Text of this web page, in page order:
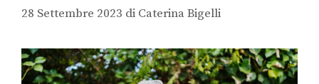
28 Settembre 2023 di Caterina Bigelli